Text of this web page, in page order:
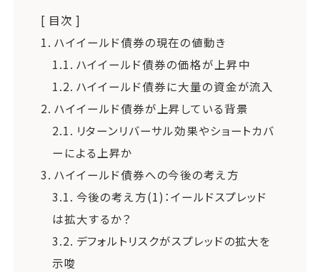
[ 目次 ]
1. ハイイールド債券の現在の値動き
1.1. ハイイールド債券の価格が上昇中
1.2. ハイイールド債券に大量の資金が流入
2. ハイイールド債券が上昇している背景
2.1. リターンリバーサル効果やショートカバ
ーによる上昇か
3. ハイイールド債券への今後の考え方
3.1. 今後の考え方(1)：イールドスプレッド
は拡大するか？
3.2. デフォルトリスクがスプレッドの拡大を
示唆